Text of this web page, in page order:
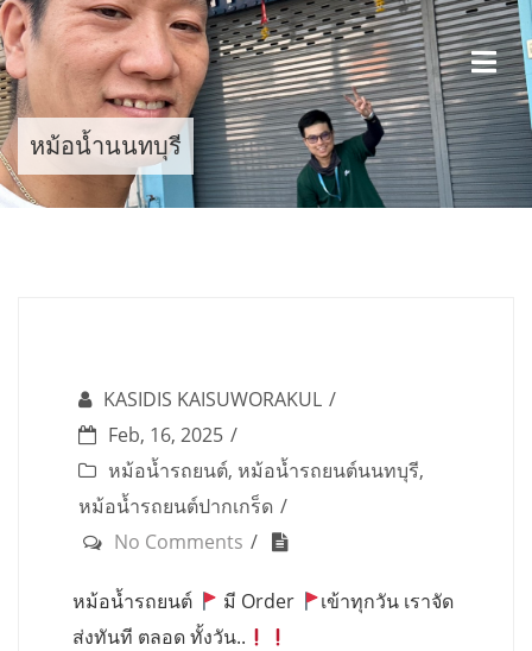
Skip
to
content
หม้อน้ำนนทบุรี
KASIDIS KAISUWORAKUL
Feb, 16, 2025
หม้อน้ำรถยนต์, หม้อน้ำรถยนต์นนทบุรี,
หม้อน้ำรถยนต์ปากเกร็ด
No Comments
หม้อน้ำรถยนต์ มี Order
เข้าทุกวัน เราจัด
ส่งทันที ตลอด ทั้งวัน..